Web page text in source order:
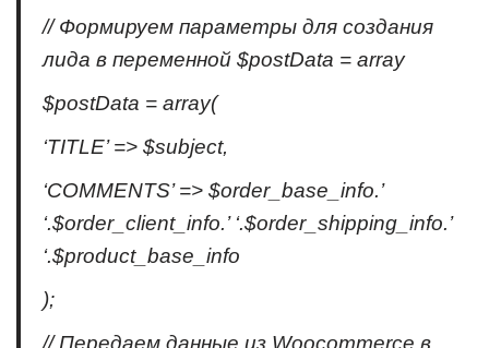
// Формируем параметры для создания
лида в переменной $postData = array
$postData = array(
‘TITLE’ => $subject,
‘COMMENTS’ => $order_base_info.’
‘.$order_client_info.’ ‘.$order_shipping_info.’
‘.$product_base_infо
);